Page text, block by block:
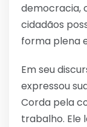
democracia,
cidadãos
forma plena
Em seu
expressou
Corda pela
trabalho. Ele